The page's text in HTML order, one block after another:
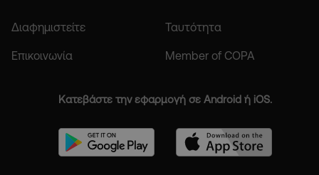
Διαφημιστείτε Ταυτότητα
Επικοινωνία Member of COPA
Κατεβάστε την εφαρμογή σε Android ή iOS.